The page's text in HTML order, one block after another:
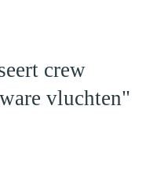
crew
vluchten"